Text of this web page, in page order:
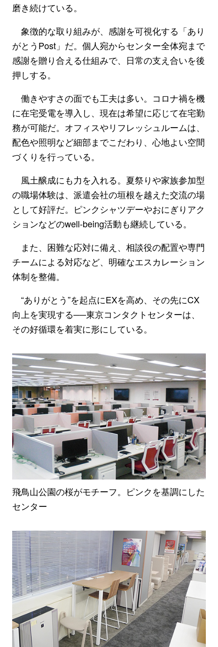
磨き続けている。
象徴的な取り組みが、感謝を可視化する「あり
がとうPost」だ。個人宛からセンター全体宛まで
感謝を贈り合える仕組みで、日常の支え合いを後
押しする。
働きやすさの面でも工夫は多い。コロナ禍を機
に在宅受電を導入し、現在は希望に応じて在宅勤
務が可能だ。オフィスやリフレッシュルームは、
配色や照明など細部までこだわり、心地よい空間
づくりを行っている。
風土醸成にも力を入れる。夏祭りや家族参加型
の職場体験は、派遣会社の垣根を越えた交流の場
として好評だ。ピンクシャツデーやおにぎりアク
ションなどのwell-being活動も継続している。
また、困難な応対に備え、相談役の配置や専門
チームによる対応など、明確なエスカレーション
体制を整備。
“ありがとう”を起点にEXを高め、その先にCX
向上を実現する──東京コンタクトセンターは、
その好循環を着実に形にしている。
飛鳥山公園の桜がモチーフ。ピンクを基調にした
センター